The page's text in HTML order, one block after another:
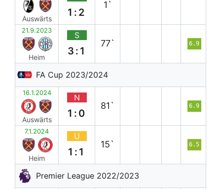
Auswärts
1:2
1`
21.9.2023
Heim
S
3:1
77` 6.9
FA Cup 2023/2024
16.1.2024
Auswärts
N
1:0
81` 6.9
7.1.2024
Heim
U
1:1
15` 6.5
Premier League 2022/2023